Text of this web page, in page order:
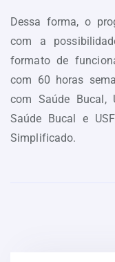
Dessa forma, o
com a
formato de
com 60 horas
com Saúde Bucal,
Saúde Bucal e
Simplificado.